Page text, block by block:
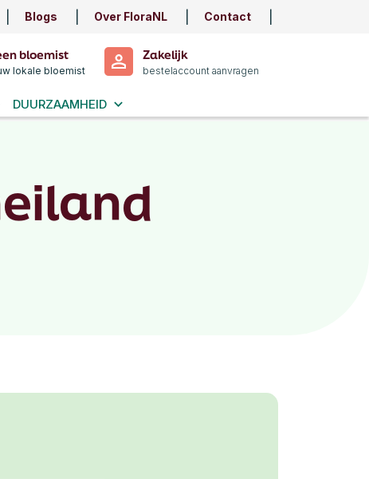
Blogs Over FloraNL Contact
bloemist
lokale bloemist
Zakelijk
bestelaccount aanvragen
DUURZAAMHEID